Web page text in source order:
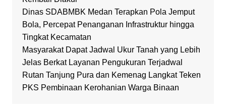
Dinas SDABMBK Medan Terapkan Pola Jemput
Bola, Percepat Penanganan Infrastruktur hingga
Tingkat Kecamatan
Masyarakat Dapat Jadwal Ukur Tanah yang Lebih
Jelas Berkat Layanan Pengukuran Terjadwal
Rutan Tanjung Pura dan Kemenag Langkat Teken
PKS Pembinaan Kerohanian Warga Binaan